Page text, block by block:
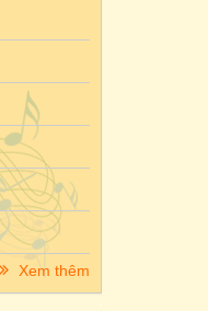
Xem thêm